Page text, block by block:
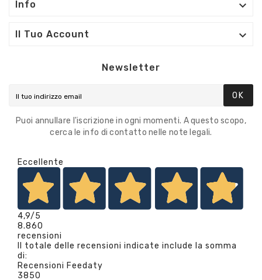
Info 
Il Tuo Account 
Newsletter
OK
Puoi annullare l'iscrizione in ogni momenti. A questo scopo,
cerca le info di contatto nelle note legali.
Eccellente
4,9/5
8.860
recensioni
Il totale delle recensioni indicate include la somma
di:
Recensioni Feedaty
3850